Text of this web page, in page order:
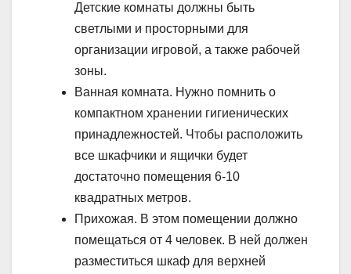
Детские комнаты должны быть
светлыми и просторными для
организации игровой, а также рабочей
зоны.
Ванная комната. Нужно помнить о
компактном хранении гигиенических
принадлежностей. Чтобы расположить
все шкафчики и ящички будет
достаточно помещения 6-10
квадратных метров.
Прихожая. В этом помещении должно
помещаться от 4 человек. В ней должен
разместиться шкаф для верхней